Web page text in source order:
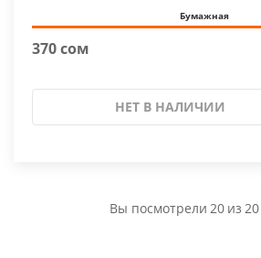
Бумажная
370 сом
НЕТ В НАЛИЧИИ
Вы посмотрели 20 из 20